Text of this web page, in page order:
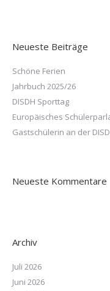
Neueste Beiträge
Schöne Ferien
Jahrbuch 2025/26
DISDH Sporttag
Europäisches
Gastschülerin an der
Neueste Kommentare
Archiv
Juli 2026
Juni 2026